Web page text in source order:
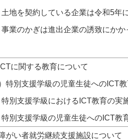
土地を契約している企業は令和5年
事業のかぎは進出企業の誘致にか
に関する教育について
）特別支援学級の児童生徒へのICT
特別支援学級におけるICT教育の実
特別支援学級の児童生徒へのICT教
がい者就労継続支援施設について